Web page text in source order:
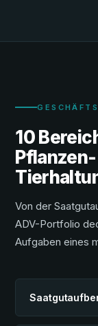
10
Von der
ADV-Portfolio
Aufgaben eines